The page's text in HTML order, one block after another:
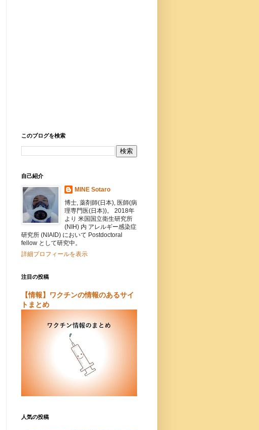
このブログを検索
自己紹介
MINE Sotaro
博士, 薬剤師(日本), 医師(病
理専門医(日本))。 2018年
より 米国国立衛生研究所
(NIH) 内 アレルギー感染症
研究所 (NIAID) において Postdoctoral
fellow として研究中。
詳細プロフィールを表示
注目の投稿
【情報】ワクチンの情報のあるサイ
トまとめ
人気の投稿